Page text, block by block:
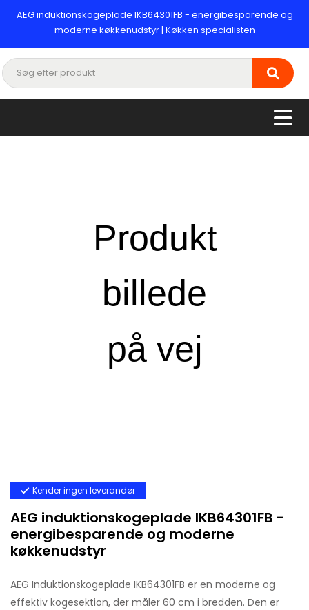
AEG induktionskogeplade IKB64301FB - energibesparende og
moderne køkkenudstyr | Køkken specialisten
Kender ingen leverandør
AEG induktionskogeplade IKB64301FB -
energibesparende og moderne
køkkenudstyr
AEG Induktionskogeplade IKB64301FB er en moderne og
effektiv kogesektion, der måler 60 cm i bredden. Den er